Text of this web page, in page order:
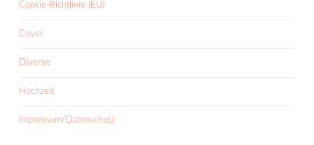
Cookie-Richtlinie (EU)
Cover
Diverse
Hochzeit
Impressum/Datenschutz